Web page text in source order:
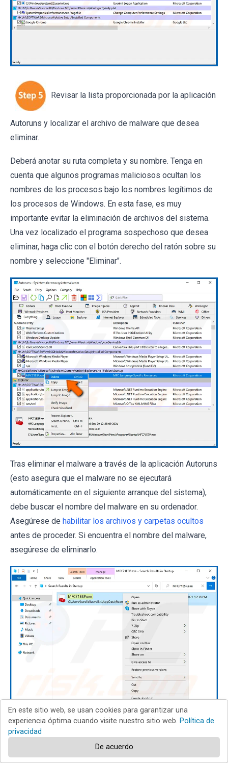
Revisar la lista proporcionada por la aplicación
Autoruns y localizar el archivo de malware que desea
eliminar.
Deberá anotar su ruta completa y su nombre. Tenga en
cuenta que algunos programas maliciosos ocultan los
nombres de los procesos bajo los nombres legítimos de
los procesos de Windows. En esta fase, es muy
importante evitar la eliminación de archivos del sistema.
Una vez localizado el programa sospechoso que desea
eliminar, haga clic con el botón derecho del ratón sobre su
nombre y seleccione "Eliminar".
Tras eliminar el malware a través de la aplicación Autoruns
(esto asegura que el malware no se ejecutará
automáticamente en el siguiente arranque del sistema),
debe buscar el nombre del malware en su ordenador.
Asegúrese de habilitar los archivos y carpetas ocultos
antes de proceder. Si encuentra el nombre del malware,
asegúrese de eliminarlo.
Reinicie su ordenador en modo normal. Al seguir estos
En este sitio web, se usan cookies para garantizar una
experiencia óptima cuando visite nuestro sitio web. Política de
privacidad
De acuerdo